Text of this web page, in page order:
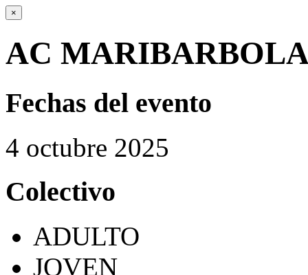
×
AC
Fechas del evento
4 octubre 2025
Colectivo
ADULTO
JOVEN